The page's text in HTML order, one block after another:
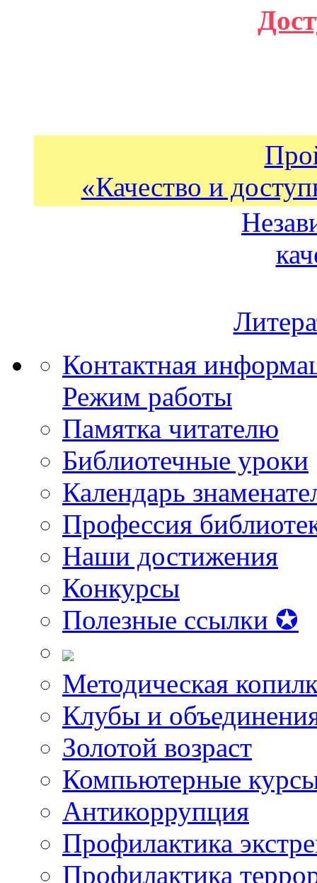
«Качество и
Контактная
Режим работы
Памятка читателю
Библиотечные уроки
Календарь
Профессия
Наши достижения
Конкурсы
Полезные ссылки ✪
Методическая
Клубы и
Золотой возраст
Компьютерные
Антикоррупция
Профилактика
Профилактика